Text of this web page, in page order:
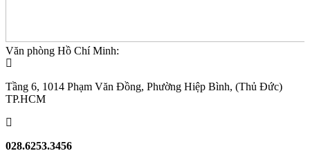
Văn phòng Hồ Chí Minh:
Tầng 6, 1014 Phạm Văn Đồng, Phường Hiệp Bình, (Thủ Đức)
TP.HCM
028.6253.3456